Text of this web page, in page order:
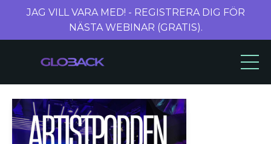
JAG VILL VARA MED! - REGISTRERA DIG FÖR
NÄSTA WEBINAR (GRATIS).